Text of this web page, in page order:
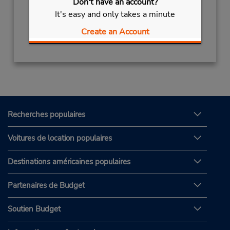
It's easy and only takes a minute
Create an Account
Obtenir un itinéraire
Recherches populaires
Voitures de location populaires
Destinations américaines populaires
Partenaires de Budget
Soutien Budget